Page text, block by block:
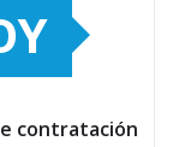
contratación